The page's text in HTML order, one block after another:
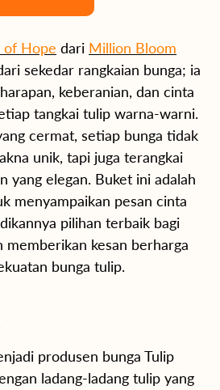
of Hope dari Million Bloom
sekedar rangkaian bunga; ia
keberanian, dan cinta
tangkai tulip warna-warni.
cermat, setiap bunga tidak
unik, tapi juga terangkai
yang elegan. Buket ini adalah
menyampaikan pesan cinta
pilihan terbaik bagi
memberikan kesan berharga
bunga tulip.
produsen bunga Tulip
ladang-ladang tulip yang